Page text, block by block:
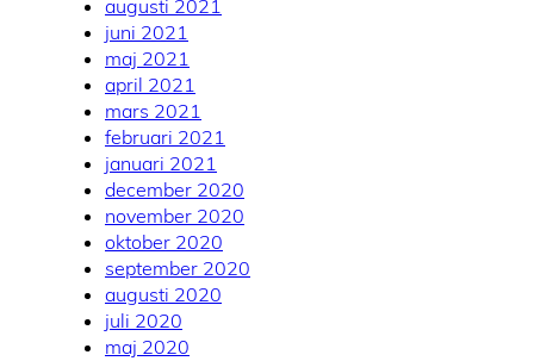
augusti 2021
juni 2021
maj 2021
april 2021
mars 2021
februari 2021
januari 2021
december 2020
november 2020
oktober 2020
september 2020
augusti 2020
juli 2020
maj 2020